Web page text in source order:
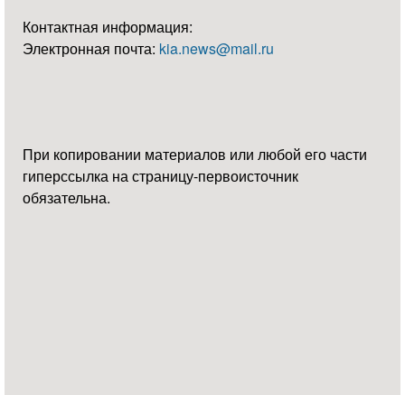
Контактная информация:
Электронная почта: kia.news@mail.ru
При копировании материалов или любой его части
гиперссылка на страницу-первоисточник
обязательна.